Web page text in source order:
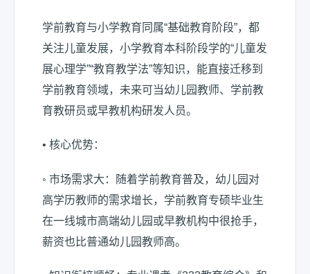
学前教育与小学教育同属“基础教育阶段”，都
关注儿童发展，小学教育本科阶段学的“儿童发
展心理学”“教育教学法”等知识，能直接迁移到
学前教育领域，未来可当幼儿园教师、学前教
育教研员或早教机构研发人员。
• 核心优势：
◦ 市场需求大：随着学前教育普及，幼儿园对
高学历教师的需求增长，学前教育专硕毕业生
在一线城市高端幼儿园或早教机构中很抢手，
薪资也比普通幼儿园教师高。